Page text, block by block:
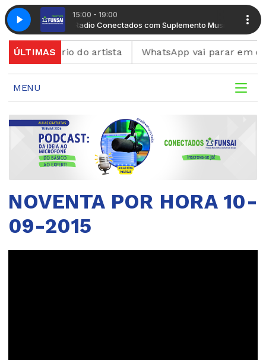
15:00 - 19:00
MusicalRadio Conectados com Suplemento Musical
ÚLTIMASdo artista WhatsApp vai parar em celulares
MENU
NOVENTA POR HORA 10-
09-2015